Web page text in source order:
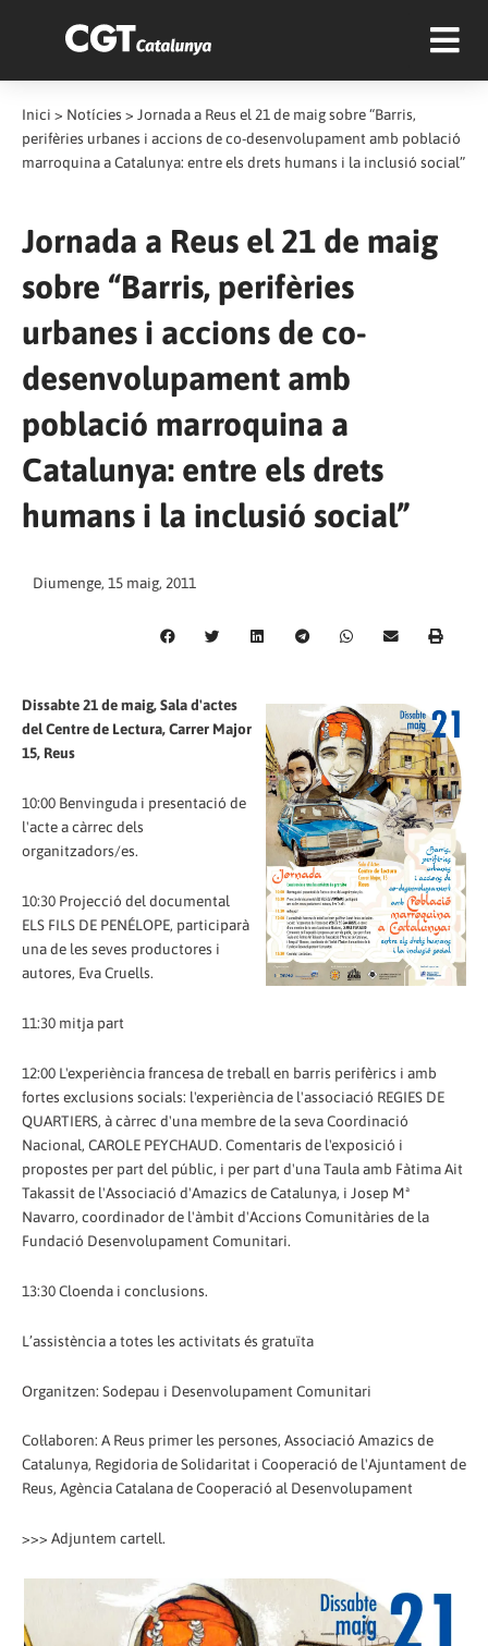
Inici > Notícies > Jornada a Reus el 21 de maig sobre “Barris,
perifèries urbanes i accions de co-desenvolupament amb població
marroquina a Catalunya: entre els drets humans i la inclusió social”
Jornada a Reus el 21 de maig
sobre “Barris, perifèries
urbanes i accions de co-
desenvolupament amb
població marroquina a
Catalunya: entre els drets
humans i la inclusió social”
Diumenge, 15 maig, 2011
Dissabte 21 de maig, Sala d'actes
del Centre de Lectura, Carrer Major
15, Reus
10:00 Benvinguda i presentació de
l'acte a càrrec dels
organitzadors/es.
10:30 Projecció del documental
ELS FILS DE PENÉLOPE, participarà
una de les seves productores i
autores, Eva Cruells.
11:30 mitja part
12:00 L'experiència francesa de treball en barris perifèrics i amb
fortes exclusions socials: l'experiència de l'associació REGIES DE
QUARTIERS, à càrrec d'una membre de la seva Coordinació
Nacional, CAROLE PEYCHAUD. Comentaris de l'exposició i
propostes per part del públic, i per part d'una Taula amb Fàtima Ait
Takassit de l'Associació d'Amazics de Catalunya, i Josep Mª
Navarro, coordinador de l'àmbit d'Accions Comunitàries de la
Fundació Desenvolupament Comunitari.
13:30 Cloenda i conclusions.
L’assistència a totes les activitats és gratuïta
Organitzen: Sodepau i Desenvolupament Comunitari
Col·laboren: A Reus primer les persones, Associació Amazics de
Catalunya, Regidoria de Solidaritat i Cooperació de l'Ajuntament de
Reus, Agència Catalana de Cooperació al Desenvolupament
>>> Adjuntem cartell.